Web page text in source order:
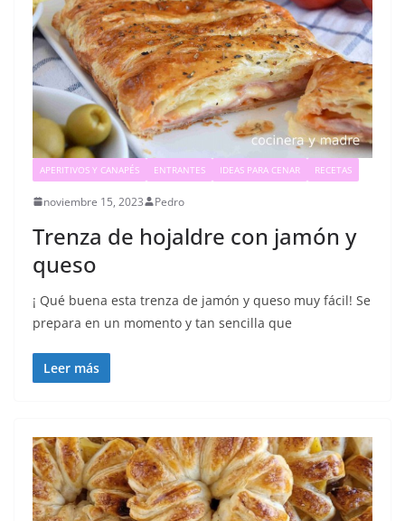
APERITIVOS Y CANAPÉS ENTRANTES IDEAS PARA CENAR RECETAS
noviembre 15, 2023 Pedro
Trenza de hojaldre con jamón y
queso
¡ Qué buena esta trenza de jamón y queso muy fácil! Se
prepara en un momento y tan sencilla que
Leer más